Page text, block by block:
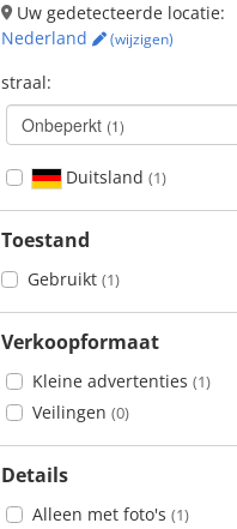
Uw gedetecteerde locatie:
Nederland
(wijzigen)
straal:
Onbeperkt (1)
Duitsland (1)
Toestand
Gebruikt (1)
Verkoopformaat
Kleine advertenties (1)
Veilingen (0)
Details
Alleen met foto's (1)